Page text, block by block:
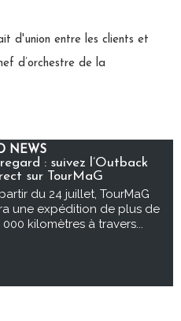
d'union entre les clients et
d’orchestre de la
NEWS
: suivez l’Outback
sur TourMaG
du 24 juillet, TourMaG
une expédition de plus de
000 kilomètres à travers...